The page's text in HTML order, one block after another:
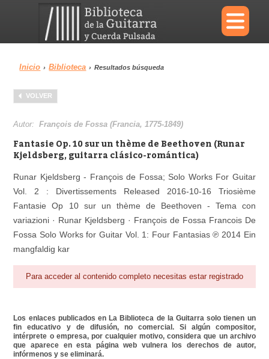
×
Menu
Biblioteca Diccionario
Área personal
Inicio › Biblioteca › Resultados búsqueda
VOLVER
Autor:François de Fossa (Francia, 1775-1849)
Fantasie Op. 10 sur un thème de Beethoven (Runar
Kjeldsberg, guitarra clásico-romántica)
Runar Kjeldsberg - François de Fossa; Solo Works For Guitar
Vol. 2 : Divertissements Released 2016-10-16 Triosième
Fantasie Op 10 sur un thème de Beethoven - Tema con
variazioni · Runar Kjeldsberg · François de Fossa Francois De
Fossa Solo Works for Guitar Vol. 1: Four Fantasias ℗ 2014 Ein
mangfaldig kar
Para acceder al contenido completo necesitas estar registrado
Los enlaces publicados en La Biblioteca de la Guitarra solo tienen un
fin educativo y de difusión, no comercial. Si algún compositor,
intérprete o empresa, por cualquier motivo, considera que un archivo
que aparece en esta página web vulnera los derechos de autor,
infórmenos y se eliminará.